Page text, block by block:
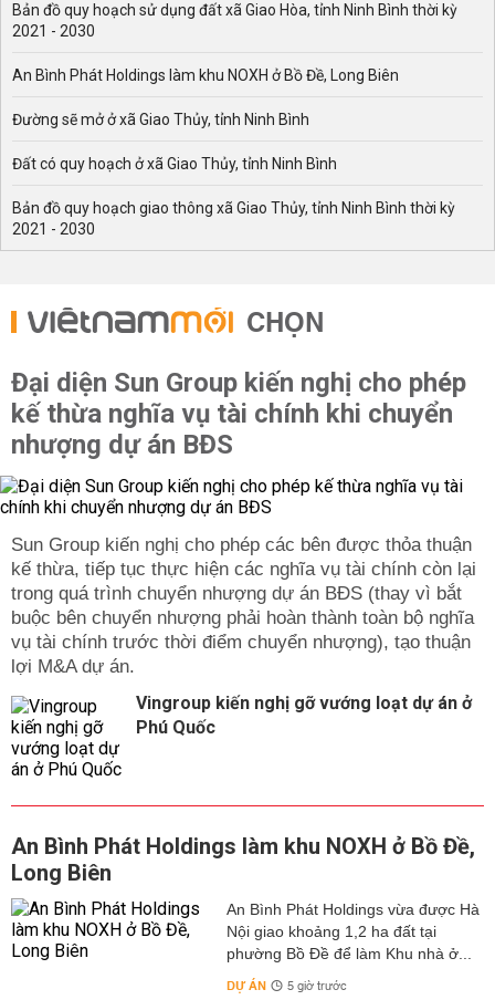
Bản đồ quy hoạch sử dụng đất xã Giao Hòa, tỉnh Ninh Bình thời kỳ
2021 - 2030
An Bình Phát Holdings làm khu NOXH ở Bồ Đề, Long Biên
Đường sẽ mở ở xã Giao Thủy, tỉnh Ninh Bình
Đất có quy hoạch ở xã Giao Thủy, tỉnh Ninh Bình
Bản đồ quy hoạch giao thông xã Giao Thủy, tỉnh Ninh Bình thời kỳ
2021 - 2030
CHỌN
Đại diện Sun Group kiến nghị cho phép
kế thừa nghĩa vụ tài chính khi chuyển
nhượng dự án BĐS
Sun Group kiến nghị cho phép các bên được thỏa thuận
kế thừa, tiếp tục thực hiện các nghĩa vụ tài chính còn lại
trong quá trình chuyển nhượng dự án BĐS (thay vì bắt
buộc bên chuyển nhượng phải hoàn thành toàn bộ nghĩa
vụ tài chính trước thời điểm chuyển nhượng), tạo thuận
lợi M&A dự án.
Vingroup kiến nghị gỡ vướng loạt dự án ở
Phú Quốc
An Bình Phát Holdings làm khu NOXH ở Bồ Đề,
Long Biên
An Bình Phát Holdings vừa được Hà
Nội giao khoảng 1,2 ha đất tại
phường Bồ Đề để làm Khu nhà ở...
DỰ ÁN 5 giờ trước